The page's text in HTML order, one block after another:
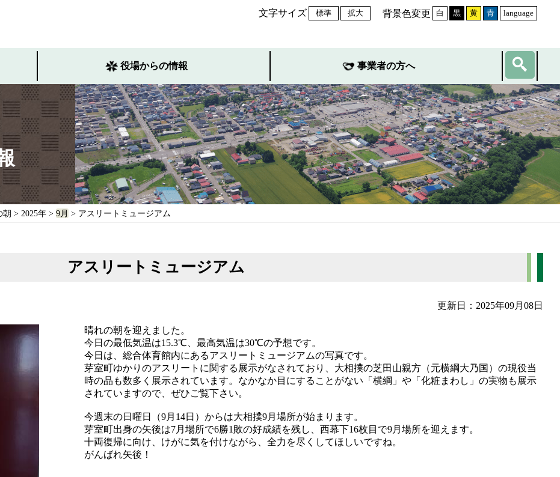
文字サイズ 標準 拡大 背景色変更 白 黒 黄 青 language
役場からの情報 事業者の方へ
朝 > 2025年 > 9月 > アスリートミュージアム
アスリートミュージアム
更新日：2025年09月08日
晴れの朝を迎えました。
今日の最低気温は15.3℃、最高気温は30℃の予想です。
今日は、総合体育館内にあるアスリートミュージアムの写真です。
芽室町ゆかりのアスリートに関する展示がなされており、大相撲の芝田山親方（元横綱大乃国）の現役当
時の品も数多く展示されています。なかなか目にすることがない「横綱」や「化粧まわし」の実物も展示
されていますので、ぜひご覧下さい。
今週末の日曜日（9月14日）からは大相撲9月場所が始まります。
芽室町出身の矢後は7月場所で6勝1敗の好成績を残し、西幕下16枚目で9月場所を迎えます。
十両復帰に向け、けがに気を付けながら、全力を尽くしてほしいですね。
がんばれ矢後！